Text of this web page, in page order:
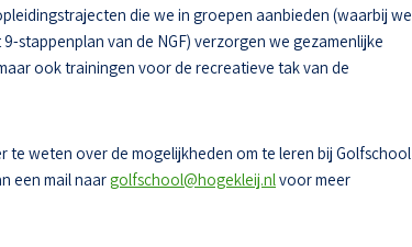
die we in groepen aanbieden (waarbij we
stappenplan van de NGF) verzorgen we gezamenlijke
ook trainingen voor de recreatieve tak van de
te weten over de mogelijkheden om te leren bij Golfschool
een mail naargolfschool@hogekleij.nlvoor meer